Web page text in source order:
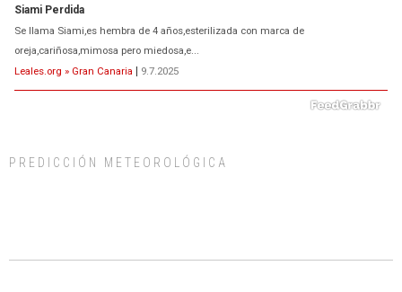
Siami Perdida
Se llama Siami,es hembra de 4 años,esterilizada con marca de
oreja,cariñosa,mimosa pero miedosa,e...
Leales.org » Gran Canaria | 9.7.2025
días, ella incluida...
PREDICCIÓN METEOROLÓGICA